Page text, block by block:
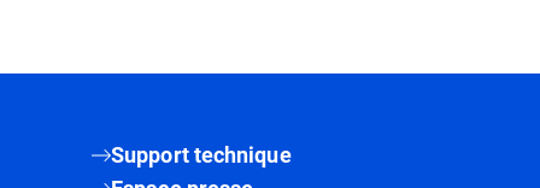
Support technique